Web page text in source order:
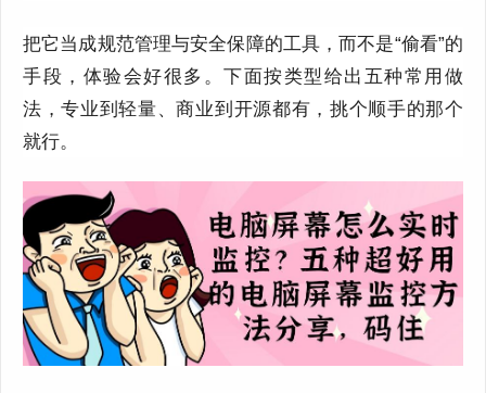
把它当成规范管理与安全保障的工具，而不是“偷看”的
手段，体验会好很多。下面按类型给出五种常用做
法，专业到轻量、商业到开源都有，挑个顺手的那个
就行。